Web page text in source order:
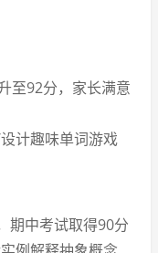
至92分，家长满意
计趣味单词游戏
期中考试取得90分